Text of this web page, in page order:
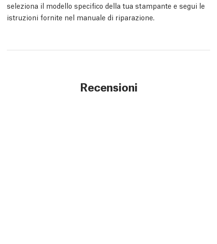
seleziona il modello specifico della tua stampante e segui le
istruzioni fornite nel manuale di riparazione.
Recensioni